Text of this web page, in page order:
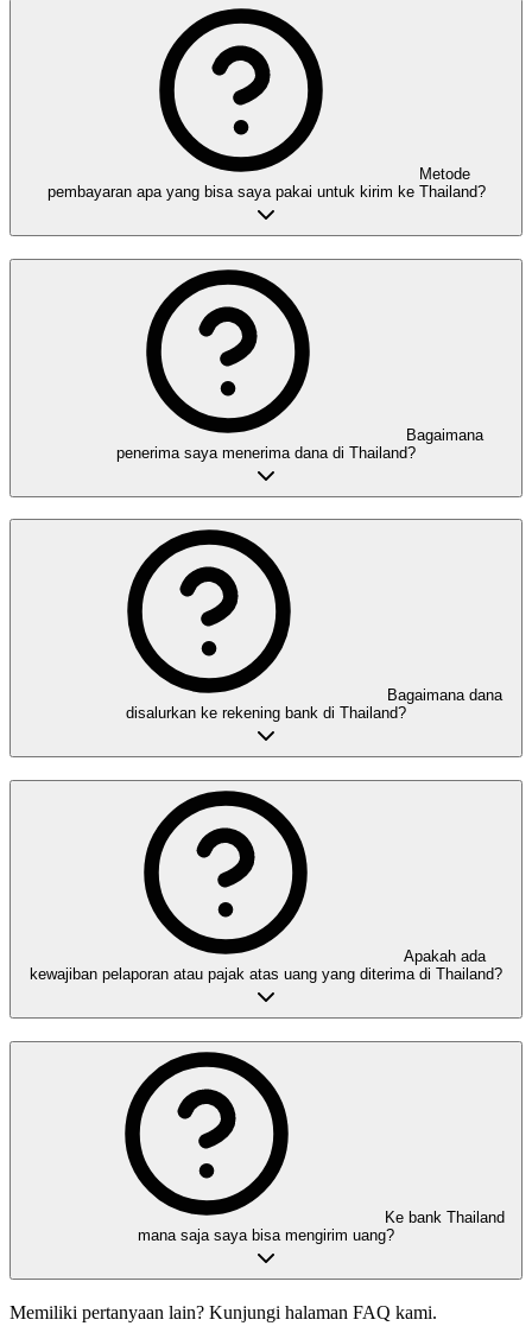
Metode
pembayaran apa yang bisa saya pakai untuk kirim ke Thailand?
Bagaimana
penerima saya menerima dana di Thailand?
Bagaimana dana
disalurkan ke rekening bank di Thailand?
Apakah ada
kewajiban pelaporan atau pajak atas uang yang diterima di Thailand?
Ke bank Thailand
mana saja saya bisa mengirim uang?
Memiliki pertanyaan lain? Kunjungi halaman FAQ kami.